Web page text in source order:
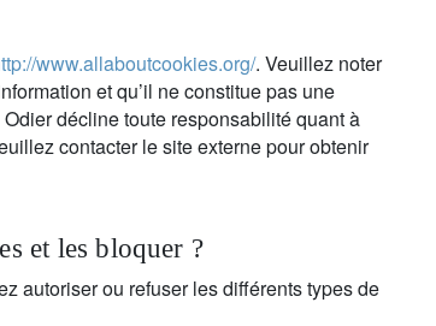
www.allaboutcookies.org/. Veuillez noter
et qu’il ne constitue pas une
décline toute responsabilité quant à
contacter le site externe pour obtenir
et les bloquer ?
autoriser ou refuser les différents types de